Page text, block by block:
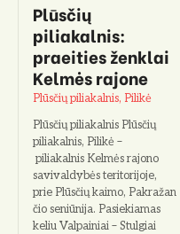
Plūsčių
piliakalnis:
praeities ženklai
Kelmės rajone
Plūsčių piliakalnis, Pilikė
Plūsčių piliakalnis Plūsčių
piliakalnis, Pilikė –
piliakalnis Kelmės rajono
savivaldybės teritorijoje,
prie Plūsčių kaimo, Pakražan
čio seniūnija. Pasiekiamas
keliu Valpainiai – Stulgiai